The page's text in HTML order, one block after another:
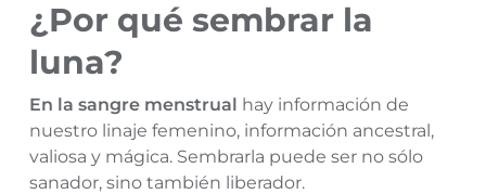
¿Por qué sembrar la
luna?
En la sangre menstrual hay información de
nuestro linaje femenino, información ancestral,
valiosa y mágica. Sembrarla puede ser no sólo
sanador, sino también liberador.